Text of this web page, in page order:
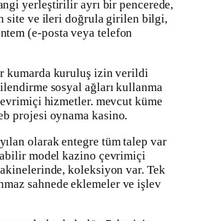
yerleştirilir ayrı bir pencerede,
site ve ileri doğrula girilen bilgi,
(e-posta veya telefon
kumarda kuruluş izin verildi
sosyal ağları kullanma
hizmetler. mevcut küme
projesi oynama kasino.
olarak entegre tüm talep var
model kazino çevrimiçi
koleksiyon var. Tek
sahnede eklemeler ve işlev